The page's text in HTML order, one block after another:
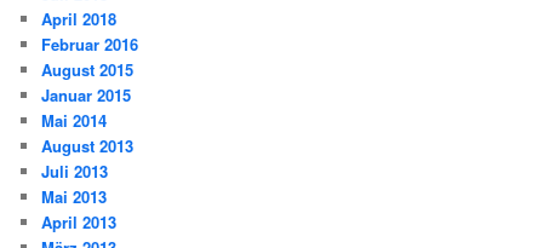
April 2018
Februar 2016
August 2015
Januar 2015
Mai 2014
August 2013
Juli 2013
Mai 2013
April 2013